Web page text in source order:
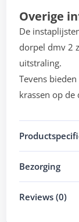
Overige
De
dorpel dmv 2
uitstraling.
Tevens
krassen op
Bezorging
Reviews (0)